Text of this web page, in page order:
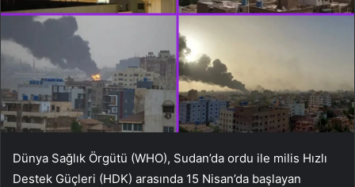
Dünya Sağlık Örgütü (WHO), Sudan’da ordu ile milis Hızlı
Destek Güçleri (HDK) arasında 15 Nisan’da başlayan